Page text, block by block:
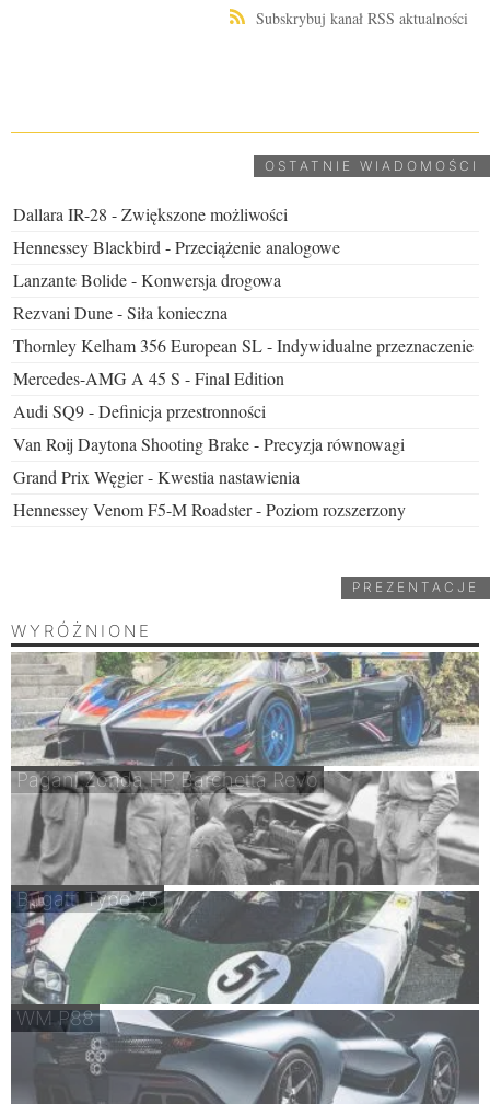
Subskrybuj kanał RSS aktualności
OSTATNIE WIADOMOŚCI
Dallara IR-28 - Zwiększone możliwości
Hennessey Blackbird - Przeciążenie analogowe
Lanzante Bolide - Konwersja drogowa
Rezvani Dune - Siła konieczna
Thornley Kelham 356 European SL - Indywidualne przeznaczenie
Mercedes-AMG A 45 S - Final Edition
Audi SQ9 - Definicja przestronności
Van Roij Daytona Shooting Brake - Precyzja równowagi
Grand Prix Węgier - Kwestia nastawienia
Hennessey Venom F5-M Roadster - Poziom rozszerzony
PREZENTACJE
WYRÓŻNIONE
Pagani Zonda HP Barchetta Revo
Bugatti Type 45
WM P88